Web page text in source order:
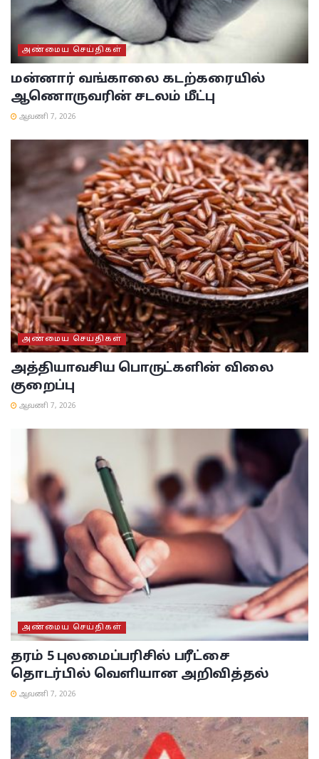
அண்மைய செய்திகள்
மன்னார் வங்காலை கடற்கரையில்
ஆணொருவரின் சடலம் மீட்பு
ஆவணி 7, 2026
அண்மைய செய்திகள்
அத்தியாவசிய பொருட்களின் விலை
குறைப்பு
ஆவணி 7, 2026
அண்மைய செய்திகள்
தரம் 5 புலமைப்பரிசில் பரீட்சை
தொடர்பில் வெளியான அறிவித்தல்
ஆவணி 7, 2026